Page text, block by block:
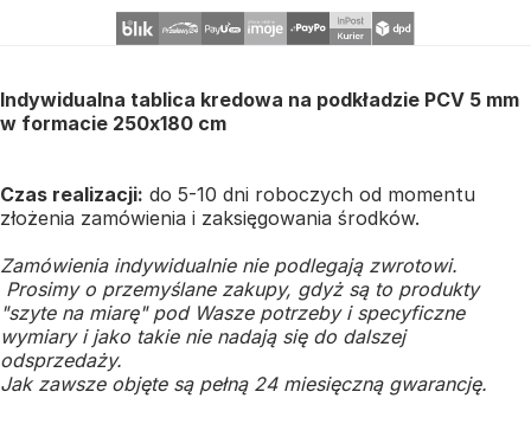
Indywidualna tablica kredowa na podkładzie PCV 5 mm
w formacie 250x180 cm
Czas realizacji: do 5-10 dni roboczych od momentu
złożenia zamówienia i zaksięgowania środków.
Zamówienia indywidualnie nie podlegają zwrotowi.
Prosimy o przemyślane zakupy, gdyż są to produkty
"szyte na miarę" pod Wasze potrzeby i specyficzne
wymiary i jako takie nie nadają się do dalszej
odsprzedaży.
Jak zawsze objęte są pełną 24 miesięczną gwarancję.